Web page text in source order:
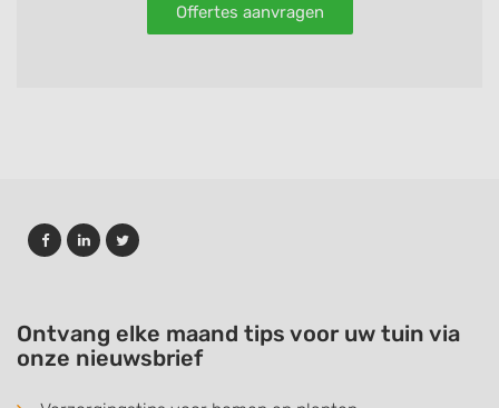
Offertes aanvragen
Ontvang elke maand tips voor uw tuin via
onze nieuwsbrief